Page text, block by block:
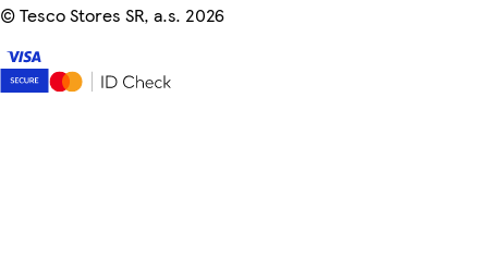
©Tesco Stores SR, a.s. 2026